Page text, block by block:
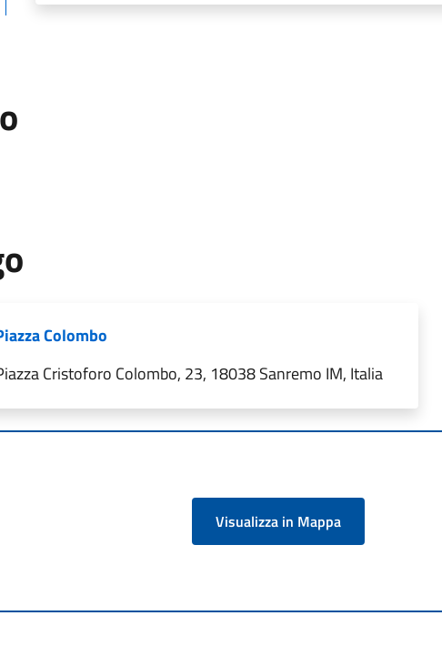
Colombo
Cristoforo Colombo, 23, 18038 Sanremo IM, Italia
Visualizza in Mappa